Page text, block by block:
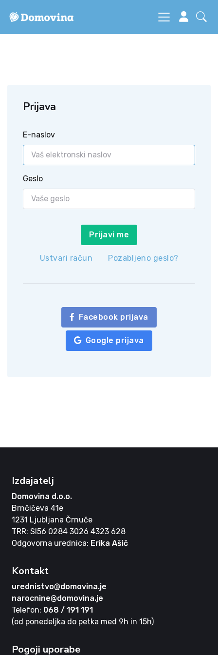
Prijava
E-naslov
Geslo
Prijavi me
Ustvari račun Pozabljeno geslo?
Facebook prijava
Google prijava
Izdajatelj
Domovina d.o.o.
Brnčičeva 41e
1231 Ljubljana Črnuče
TRR: SI56 0284 3026 4323 628
Odgovorna urednica: Erika Ašič
Kontakt
urednistvo@domovina.je
narocnine@domovina.je
Telefon: 068 / 191 191
(od ponedeljka do petka med 9h in 15h)
Pogoji uporabe